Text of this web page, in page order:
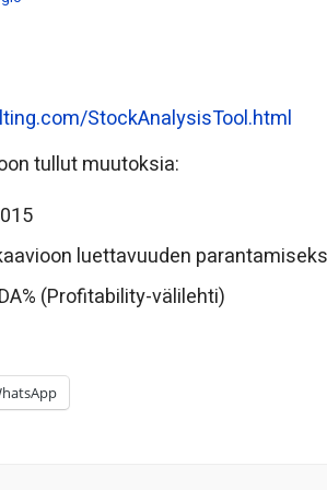
StockAnalysisTool.html
tullut muutoksia:
luettavuuden
(Profitability-välilehti)